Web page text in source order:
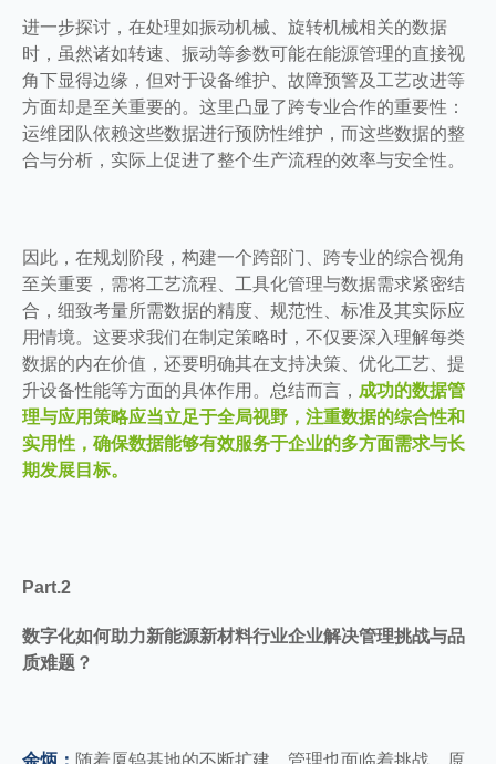
进一步探讨，在处理如振动机械、旋转机械相关的数据
时，虽然诸如转速、振动等参数可能在能源管理的直接视
角下显得边缘，但对于设备维护、故障预警及工艺改进等
方面却是至关重要的。这里凸显了跨专业合作的重要性：
运维团队依赖这些数据进行预防性维护，而这些数据的整
合与分析，实际上促进了整个生产流程的效率与安全性。
因此，在规划阶段，构建一个跨部门、跨专业的综合视角
至关重要，需将工艺流程、工具化管理与数据需求紧密结
合，细致考量所需数据的精度、规范性、标准及其实际应
用情境。这要求我们在制定策略时，不仅要深入理解每类
数据的内在价值，还要明确其在支持决策、优化工艺、提
升设备性能等方面的具体作用。总结而言， 成功的数据管
理与应用策略应当立足于全局视野，注重数据的综合性和
实用性，确保数据能够有效服务于企业的多方面需求与长
期发展目标。
Part.2
数字化如何助力新能源新材料行业企业解决管理挑战与品
质难题？
余炳： 随着厦钨基地的不断扩建，管理也面临着挑战，原